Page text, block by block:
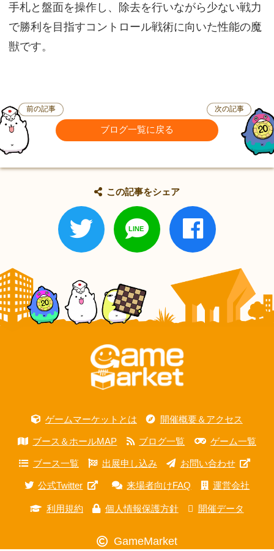
手札と盤面を操作し、除去を行いながら少ない戦力
で勝利を目指すコントロール戦術に向いた性能の魔
獣です。
前の記事
ブログ一覧に戻る
次の記事
この記事をシェア
ゲームマーケットとは 開催概要＆アクセス
ブース＆ホールMAP ブログ一覧 ゲーム一覧
ブース一覧 出展申し込み お問い合わせ
公式Twitter 来場者向けFAQ 運営会社
利用規約 個人情報保護方針 開催データ
GameMarket